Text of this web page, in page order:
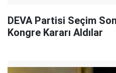
DEVA Partisi Seçim
Kongre Kararı Aldılar